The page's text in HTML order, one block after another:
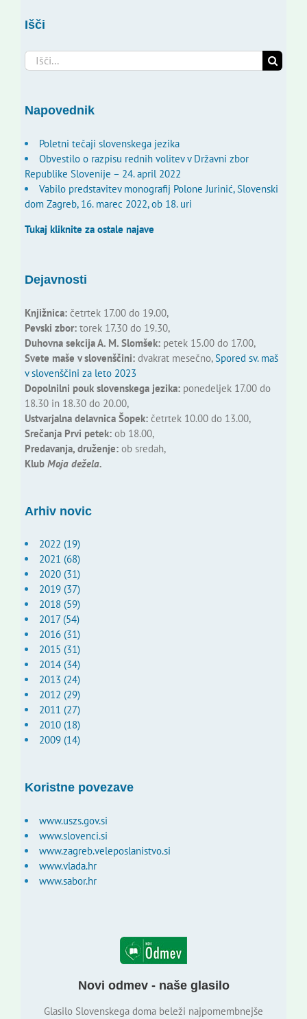
Išči
Search
for:
Napovednik
Poletni tečaji slovenskega jezika
Obvestilo o razpisu rednih volitev v Državni zbor
Republike Slovenije – 24. april 2022
Vabilo predstavitev monografij Polone Jurinić, Slovenski
dom Zagreb, 16. marec 2022, ob 18. uri
Tukaj kliknite za ostale najave
Dejavnosti
Knjižnica:četrtek 17.00 do 19.00,
Pevski zbor:torek 17.30 do 19.30,
Duhovna sekcija A. M. Slomšek:petek 15.00 do 17.00,
Svete maše v slovenščini:dvakrat mesečno,Spored sv. maš
v slovenščini za leto 2023
Dopolnilni pouk slovenskega jezika:ponedeljek 17.00 do
18.30 in 18.30 do 20.00,
Ustvarjalna delavnica Šopek:četrtek 10.00 do 13.00,
Srečanja Prvi petek:ob 18.00,
Predavanja, druženje:ob sredah,
Klub Moja dežela.
Arhiv novic
2022 (19)
2021 (68)
2020 (31)
2019 (37)
2018 (59)
2017 (54)
2016 (31)
2015 (31)
2014 (34)
2013 (24)
2012 (29)
2011 (27)
2010 (18)
2009 (14)
Koristne povezave
www.uszs.gov.si
www.slovenci.si
www.zagreb.veleposlanistvo.si
www.vlada.hr
www.sabor.hr
Novi odmev - naše glasilo
Glasilo Slovenskega doma beleži najpomembnejše